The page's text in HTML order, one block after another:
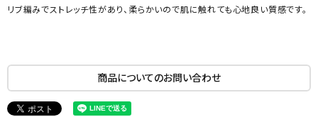
リブ編みでストレッチ性があり、柔らかいので肌に触れても心地良い質感です。
商品についてのお問い合わせ